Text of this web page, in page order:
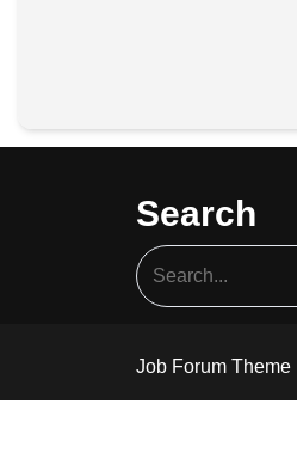
Search
Job Forum Theme